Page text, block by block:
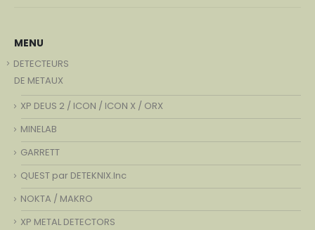
MENU
DETECTEURS
DE METAUX
XP DEUS 2 / ICON / ICON X / ORX
MINELAB
GARRETT
QUEST par DETEKNIX.Inc
NOKTA / MAKRO
XP METAL DETECTORS